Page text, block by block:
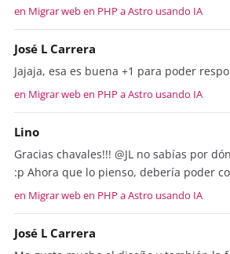
en Migrar web en PHP a Astro usando IA
José L Carrera
Jajaja, esa es buena +1 para poder
en Migrar web en PHP a Astro usando IA
Lino
Gracias chavales!!! @JL no sabías por
:p Ahora que lo pienso, debería poder
en Migrar web en PHP a Astro usando IA
José L Carrera